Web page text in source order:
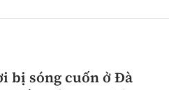
bị sóng cuốn ở Đà